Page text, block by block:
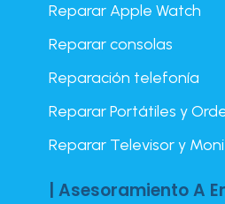
Reparar Apple Watch
Reparar consolas
Reparación telefonía
Reparar Portátiles y
Reparar Televisor y
| Asesoramiento A